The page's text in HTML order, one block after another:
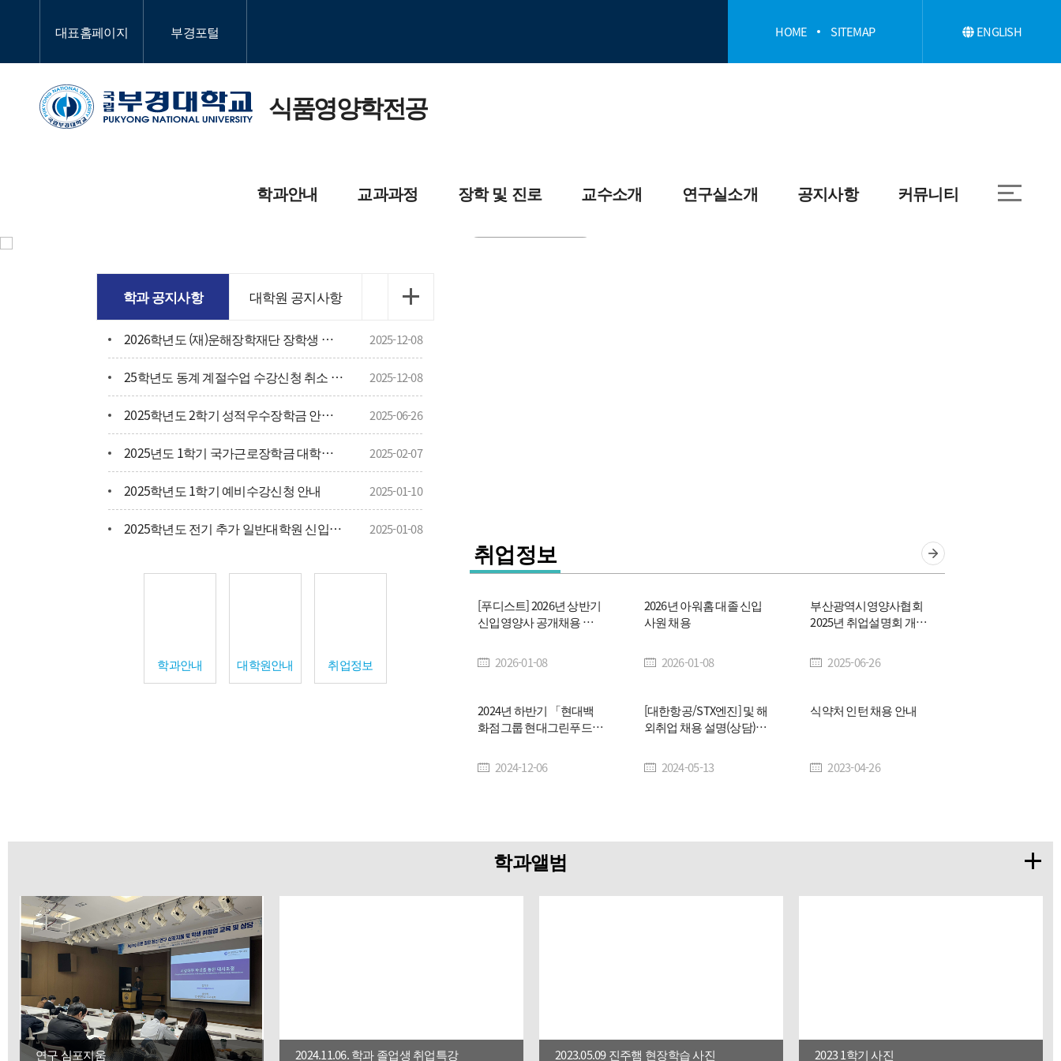
대표홈페이지 부경포털 HOME SITEMAP ENGLISH
식품영양학전공
학과안내
교육목적 및 인재상
대학원소개
연혁
학사일정
찾아오시는 길
교과과정
학과교육과정
대학원교육과정
장학 및 진로 교수소개 연구실소개 공지사항 커뮤니티
학과 공지사항 대학원 공지사항
2026학년도 (재)운해장학재단 장학생 신청 안내 2025-12-08
25학년도 동계 계절수업 수강신청 취소 안내 2025-12-08
2025학년도 2학기 성적우수장학금 안내 및 선발을 위한 토익성적 제출 2025-06-26
2025년도 1학기 국가근로장학금 대학신청 안내 2025-02-07
2025학년도 1학기 예비수강신청 안내 2025-01-10
2025학년도 전기 추가 일반대학원 신입생 모집 안내 2025-01-08
취업정보
[푸디스트] 2026년 상반기
신입영양사 공개채용 안
2026-01-08
2026년 아워홈 대졸 신입
사원 채용
2026-01-08
부산광역시영양사협회
2025년 취업설명회 개최
2025-06-26
2024년 하반기 「현대백
화점그룹 현대그린푸드」
2024-12-06
[대한항공/STX엔진] 및 해
외취업 채용 설명(상담)회
2024-05-13
식약처 인턴 채용 안내
2023-04-26
학과안내 대학원안내 취업정보
학과앨범
연구 심포지움 2024.11.06. 학과 졸업생 취업특강 2023.05.09 진주햄 현장학습 사진 2023 1학기 사진